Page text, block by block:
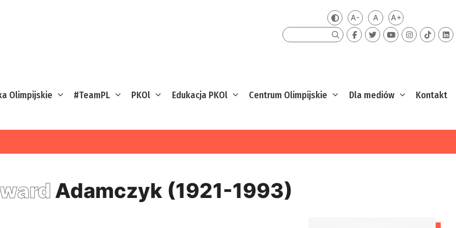
Zmień kontrast
A-Mniejsza czcionka
ADomyślna czcionka
A+Większa
Szukaj
Olimpijskie #TeamPL PKOl Edukacja PKOl Centrum Olimpijskie Dla mediów Kontakt
Adamczyk (1921-1993)